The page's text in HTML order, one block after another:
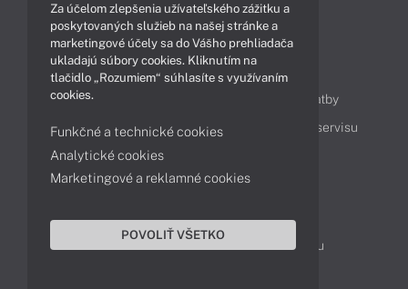
Technológie
Videá
Obsah
Ako nakupovať
Možnosti doručenia a platby
Podpora a servis
Servisné služby Cenník servisu
Kontakty
043 4224 771
Obchodné oddelenie
Reklamácia tovaru
Za účelom zlepšenia užívateľského zážitku a
poskytovaných služieb na našej stránke a
marketingové účely sa do Vášho prehliadača
ukladajú súbory cookies. Kliknutím na
tlačidlo „Rozumiem“ súhlasíte s využívaním
cookies.
Funkčné a technické cookies
Analytické cookies
Marketingové a reklamné cookies
POVOLIŤ VŠETKO